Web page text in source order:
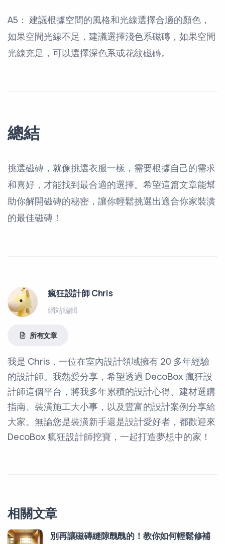
A5： 建議根據空間的風格和光線選擇合適的顏色，
如果空間光線不足，建議選擇淺色系磁磚，如果空間
光線充足，可以選擇深色系或花紋磁磚。
總結
挑選磁磚，就像挑選衣服一樣，需要根據自己的需求
和喜好，才能找到最合適的選擇。希望這篇文章能幫
助你解開磁磚的秘密，讓你輕鬆挑選出適合你家裝潢
的最佳磁磚！
瘋狂設計師 Chris
網站編輯
所有文章
我是 Chris，一位在室內設計領域擁有 20 多年經驗
的設計師。我熱愛分享，希望透過 DecoBox 瘋狂設
計師這個平台，將我多年累積的設計心得、建材選購
指南、裝潢施工大小事，以及豐富的設計案例分享給
大家。無論您是裝潢新手還是設計愛好者，都歡迎來
DecoBox 瘋狂設計師挖寶，一起打造夢想中的家！
相關文章
別再讓磁磚縫隙醜醜的！教你如何輕鬆修補